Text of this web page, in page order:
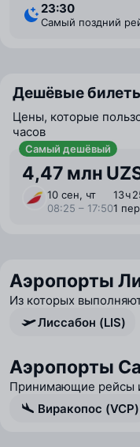
23:30
Самый поздний
Дешёвые
Цены, которые
часов
Самый дешёвый
4,47 млн
10 сен, чт
08:25 – 17:50
13 ⁠ч
1
Аэропорты
Из которых
Лиссабон (LIS)
Аэропорты
Принимающие рейсы
Виракопос (VCP)